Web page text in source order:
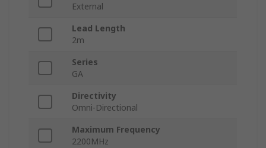
External
Lead Length
2m
Series
GA
Directivity
Omni-Directional
Maximum Frequency
2200MHz